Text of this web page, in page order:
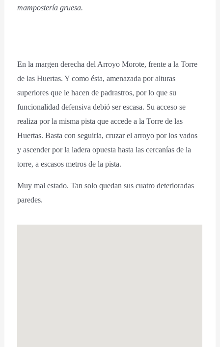
mampostería gruesa.
En la margen derecha del Arroyo Morote, frente a la Torre
de las Huertas. Y como ésta, amenazada por alturas
superiores que le hacen de padrastros, por lo que su
funcionalidad defensiva debió ser escasa. Su acceso se
realiza por la misma pista que accede a la Torre de las
Huertas. Basta con seguirla, cruzar el arroyo por los vados
y ascender por la ladera opuesta hasta las cercanías de la
torre, a escasos metros de la pista.
Muy mal estado. Tan solo quedan sus cuatro deterioradas
paredes.